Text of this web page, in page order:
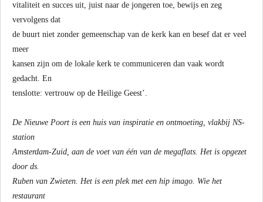
vitaliteit en succes uit, juist naar de jongeren toe, bewijs en zeg
vervolgens dat
de buurt niet zonder gemeenschap van de kerk kan en besef dat er veel
meer
kansen zijn om de lokale kerk te communiceren dan vaak wordt
gedacht. En
tenslotte: vertrouw op de Heilige Geest’.
De Nieuwe Poort is een huis van inspiratie en ontmoeting, vlakbij NS-
station
Amsterdam-Zuid, aan de voet van één van de megaflats. Het is opgezet
door ds.
Ruben van Zwieten. Het is een plek met een hip imago. Wie het
restaurant